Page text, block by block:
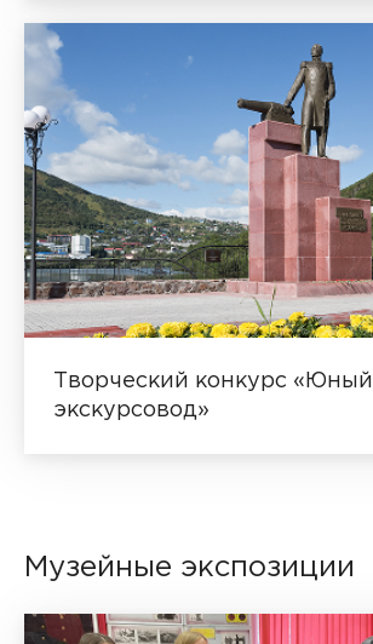
Творческий конкурс «Юный
экскурсовод»
Музейные экспозиции